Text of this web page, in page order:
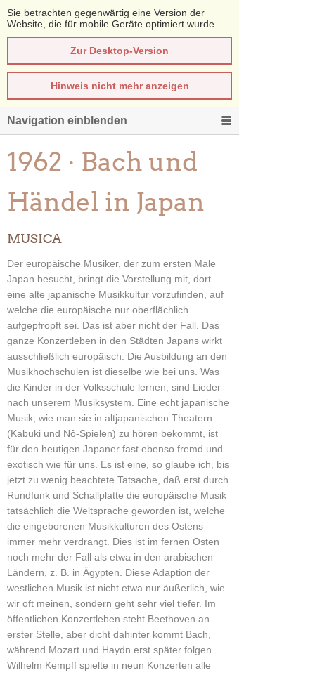
Sie betrachten gegenwärtig eine Version der
Website, die für mobile Geräte optimiert wurde.
Zur Desktop-Version
Hinweis nicht mehr anzeigen
Navigation einblenden
1962 · Bach und
Händel in Japan
MUSICA
Der europäische Musiker, der zum ersten Male
Japan besucht, bringt die Vorstellung mit, dort
eine alte japanische Musikkultur vorzufinden, auf
welche die europäische nur oberflächlich
aufgepfropft sei. Das ist aber nicht der Fall. Das
ganze Konzertleben in den Städten Japans wirkt
ausschließlich europäisch. Die Ausbildung an den
Musikhochschulen ist dieselbe wie bei uns. Was
die Kinder in der Volksschule lernen, sind Lieder
nach unserem Musiksystem. Eine echt japanische
Musik, wie man sie in altjapanischen Theatern
(Kabuki und Nô-Spielen) zu hören bekommt, ist
für den heutigen Japaner fast ebenso fremd und
exotisch wie für uns. Es ist eine, so glaube ich, bis
jetzt zu wenig beachtete Tatsache, daß erst durch
Rundfunk und Schallplatte die europäische Musik
tatsächlich die Weltsprache geworden ist, welche
die eingeborenen Musikkulturen des Ostens
immer mehr verdrängt. Dies ist im fernen Osten
noch mehr der Fall als etwa in den arabischen
Ländern, z. B. in Ägypten. Diese Adaption der
westlichen Musik ist nicht etwa nur äußerlich, wie
wir oft meinen, sondern geht sehr viel tiefer. Im
öffentlichen Konzertleben steht Beethoven an
erster Stelle, aber dicht dahinter kommt Bach,
während Mozart und Haydn erst später folgen.
Wilhelm Kempff spielte in neun Konzerten alle